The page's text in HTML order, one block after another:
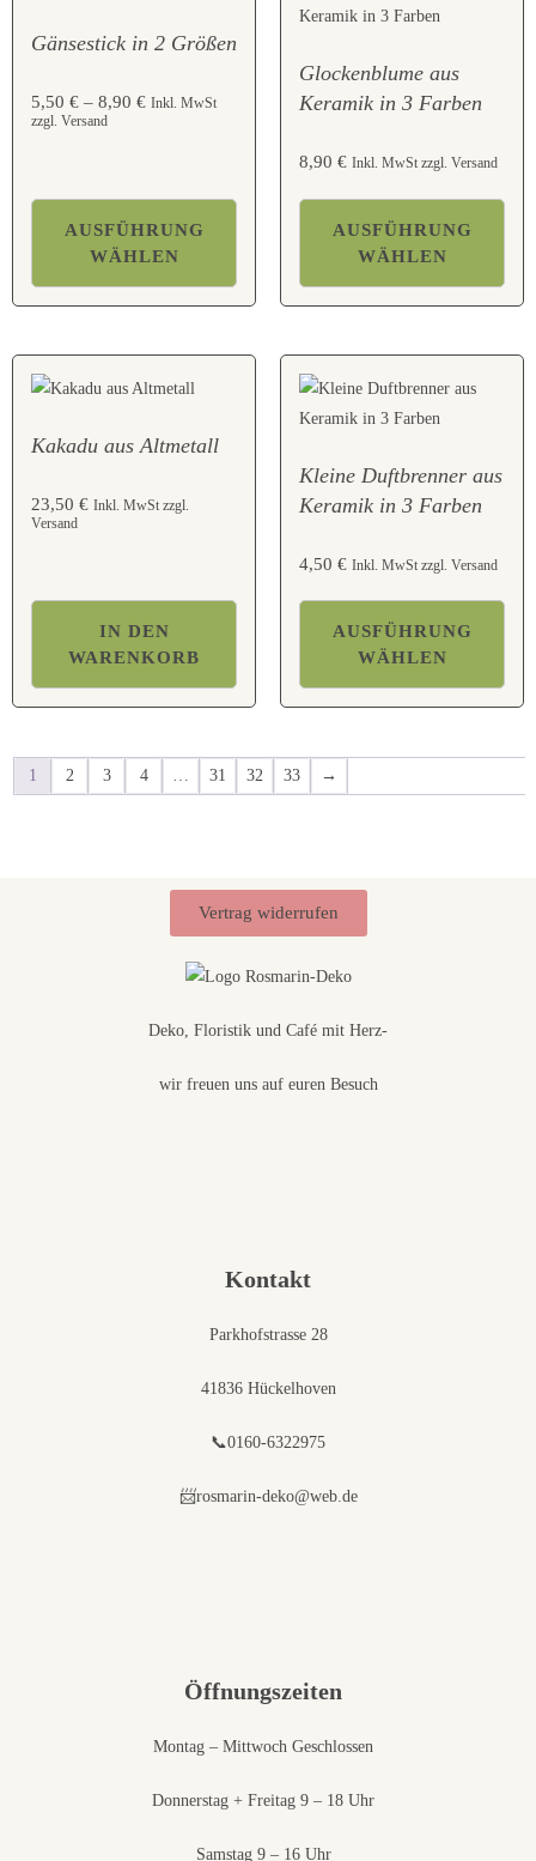
Gänsestick in 2 Größen
5,50 € – 8,90 € Inkl. MwSt
zzgl. Versand
AUSFÜHRUNG
WÄHLEN
Glockenblume aus
Keramik in 3 Farben
8,90 € Inkl. MwSt zzgl. Versand
AUSFÜHRUNG
WÄHLEN
Kakadu aus Altmetall
23,50 € Inkl. MwSt zzgl.
Versand
IN DEN
WARENKORB
Kleine Duftbrenner aus
Keramik in 3 Farben
4,50 € Inkl. MwSt zzgl. Versand
AUSFÜHRUNG
WÄHLEN
1 2 3 4 … 31 32 33 →
Vertrag widerrufen
Deko, Floristik und Café mit Herz-
wir freuen uns auf euren Besuch
Kontakt
Parkhofstrasse 28
41836 Hückelhoven
📞0160-6322975
📨rosmarin-deko@web.de
Öffnungszeiten
Montag – Mittwoch Geschlossen
Donnerstag + Freitag 9 – 18 Uhr
Samstag 9 – 16 Uhr